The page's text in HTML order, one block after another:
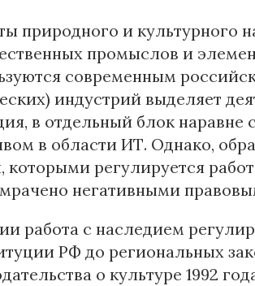
природного и культурного
промыслов и
современным
индустрий выделяет
в отдельный блок
в области ИТ. Однако,
которыми регулируется
негативными
работа с наследием
РФ до региональных
о культуре 1992